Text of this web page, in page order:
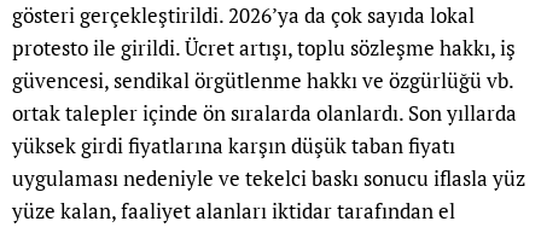
gösteri gerçekleştirildi. 2026’ya da çok sayıda lokal
protesto ile girildi. Ücret artışı, toplu sözleşme hakkı, iş
güvencesi, sendikal örgütlenme hakkı ve özgürlüğü vb.
ortak talepler içinde ön sıralarda olanlardı. Son yıllarda
yüksek girdi fiyatlarına karşın düşük taban fiyatı
uygulaması nedeniyle ve tekelci baskı sonucu iflasla yüz
yüze kalan, faaliyet alanları iktidar tarafından el